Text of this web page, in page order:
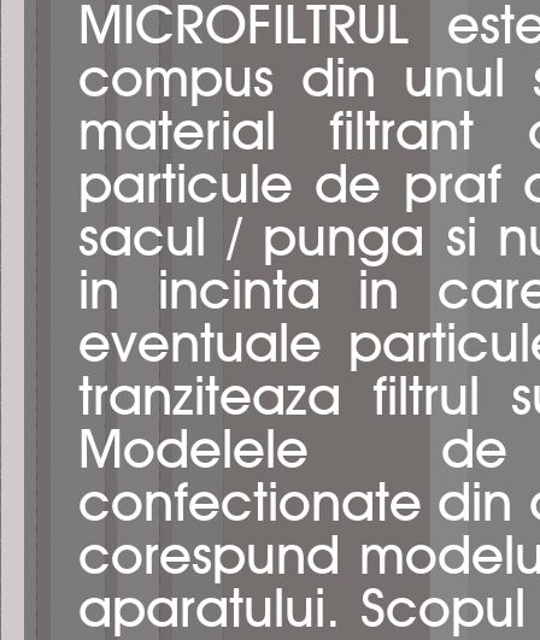
MICROFILTRUL
compus din unul
material filtrant
particule de praf
sacul / punga si
in incinta in
eventuale
tranziteaza filtrul
Modelele de
confectionate din
corespund
aparatului.